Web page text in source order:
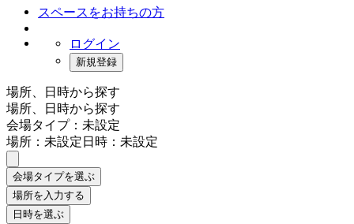
スペースをお持ちの方
ログイン
新規登録
場所、日時から探す
場所、日時から探す
会場タイプ：未設定
場所：未設定日時：未設定
会場タイプを選ぶ
場所を入力する
日時を選ぶ